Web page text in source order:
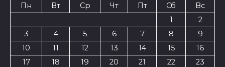
Пн Вт Ср Чт Пт Сб
Вс
1
2
3
4 5 6 7 8
9
10
11 12 13 14 15
16
17
18 19 20 21 22
23